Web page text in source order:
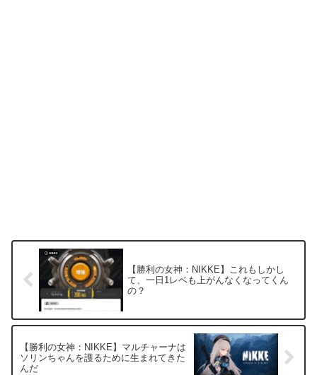
【勝利の女神：NIKKE】これもしかし
て、一日1レベも上がんなくなってくん
の？
【勝利の女神：NIKKE】マルチャーナは
ソリンちゃんを護るために生まれてきた
んだ